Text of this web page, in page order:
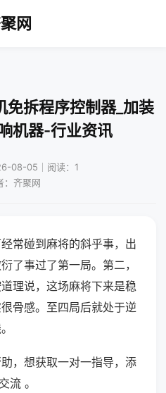
网
免拆程序控制器_加装
机器-行业资讯
08-05｜阅读：1
：齐聚网
常碰到麻将的斜乎事，出
了事过了第一局。第二，
理说，这场麻将下来是稳
骨感。至四局后就处于逆
，想获取一对一指导，添
流 。